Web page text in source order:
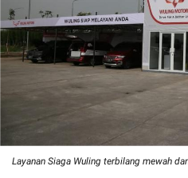
Layanan Siaga Wuling terbilang mewah